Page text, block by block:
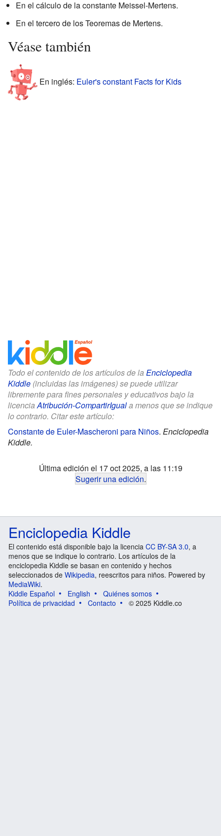
En el cálculo de la constante Meissel-Mertens.
En el tercero de los Teoremas de Mertens.
Véase también
En inglés: Euler's constant Facts for Kids
Todo el contenido de los artículos de la Enciclopedia
Kiddle (incluidas las imágenes) se puede utilizar
libremente para fines personales y educativos bajo la
licencia Atribución-CompartirIguala menos que se indique
lo contrario. Citar este artículo:
Constante de Euler-Mascheroni para Niños. Enciclopedia
Kiddle.
Última edición el 17 oct 2025, a las 11:19
Sugerir una edición.
Enciclopedia Kiddle
El contenido está disponible bajo la licencia CC BY-SA 3.0, a
menos que se indique lo contrario. Los artículos de la
enciclopedia Kiddle se basan en contenido y hechos
seleccionados de Wikipedia, reescritos para niños. Powered by
MediaWiki.
Kiddle Español
English
Quiénes somos
Política de privacidad
Contacto © 2025 Kiddle.co